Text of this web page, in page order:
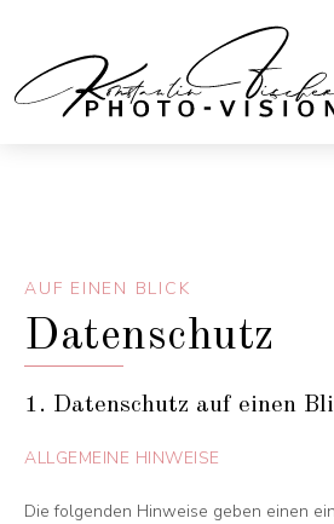
AUF EINEN BLICK
Datenschutz
1. Datenschutz auf einen
ALLGEMEINE HINWEISE
Die folgenden Hinweise geben einen